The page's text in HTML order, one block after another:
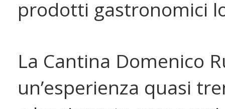
prodotti gastronomici
La Cantina Domenico
un’esperienza quasi